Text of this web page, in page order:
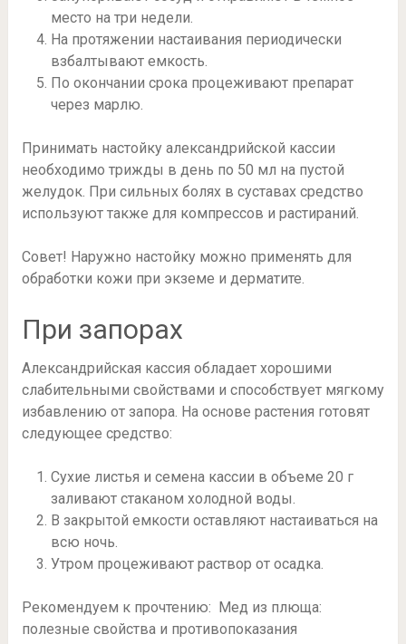
место на три недели.
На протяжении настаивания периодически
взбалтывают емкость.
По окончании срока процеживают препарат
через марлю.
Принимать настойку александрийской кассии
необходимо трижды в день по 50 мл на пустой
желудок. При сильных болях в суставах средство
используют также для компрессов и растираний.
Совет! Наружно настойку можно применять для
обработки кожи при экземе и дерматите.
При запорах
Александрийская кассия обладает хорошими
слабительными свойствами и способствует мягкому
избавлению от запора. На основе растения готовят
следующее средство:
Сухие листья и семена кассии в объеме 20 г
заливают стаканом холодной воды.
В закрытой емкости оставляют настаиваться на
всю ночь.
Утром процеживают раствор от осадка.
Рекомендуем к прочтению: Мед из плюща:
полезные свойства и противопоказания